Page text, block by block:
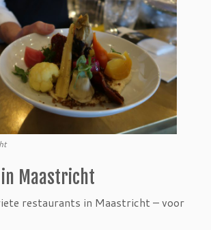
Maastricht
restaurants in Maastricht – voor